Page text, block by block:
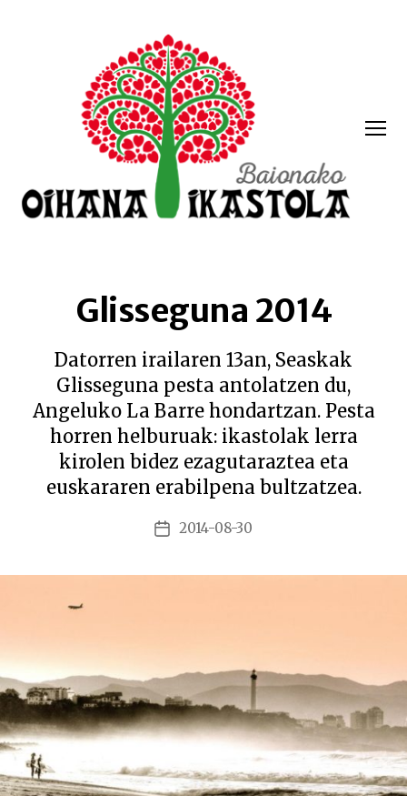
Glisseguna 2014
Datorren irailaren 13an, Seaskak
Glisseguna pesta antolatzen du,
Angeluko La Barre hondartzan. Pesta
horren helburuak: ikastolak lerra
kirolen bidez ezagutaraztea eta
euskararen erabilpena bultzatzea.
Argitalpenaren
2014-08-30